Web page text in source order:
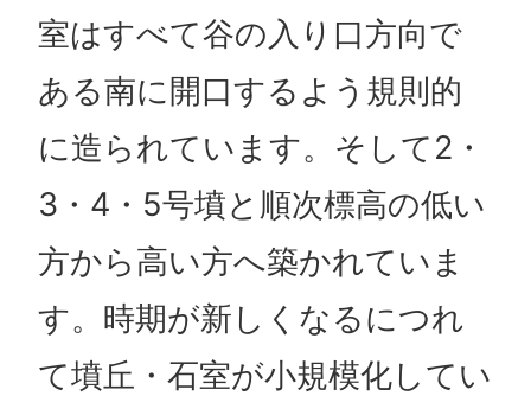
室はすべて谷の入り口方向で
ある南に開口するよう規則的
に造られています。そして2・
3・4・5号墳と順次標高の低い
方から高い方へ築かれていま
す。時期が新しくなるにつれ
て墳丘・石室が小規模化してい